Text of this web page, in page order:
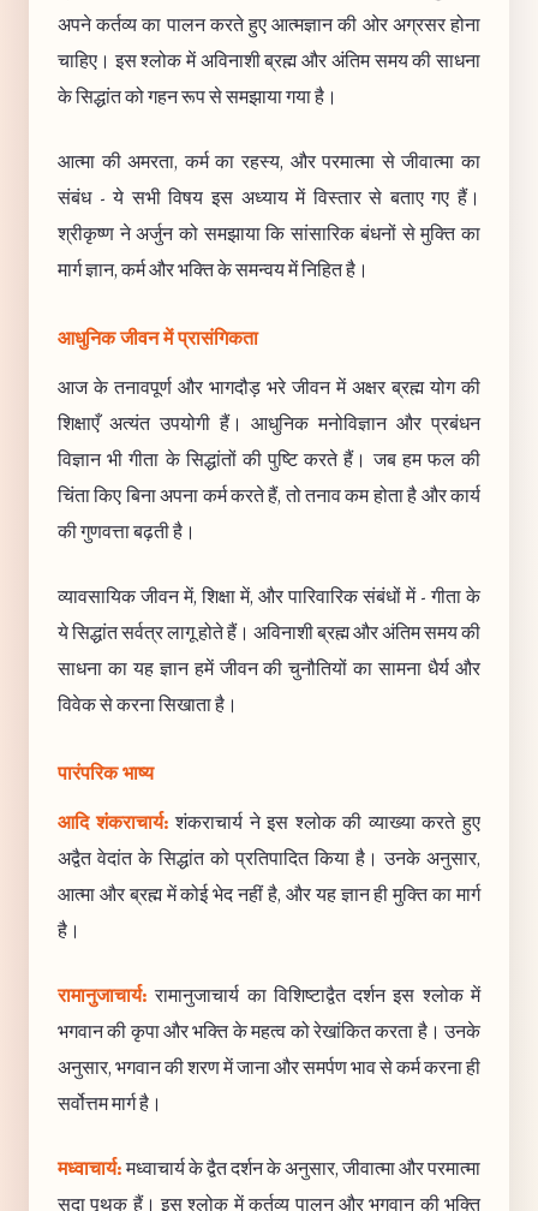
अपने कर्तव्य का पालन करते हुए आत्मज्ञान की ओर अग्रसर होना
चाहिए। इस श्लोक में अविनाशी ब्रह्म और अंतिम समय की साधना
के सिद्धांत को गहन रूप से समझाया गया है।
आत्मा की अमरता, कर्म का रहस्य, और परमात्मा से जीवात्मा का
संबंध - ये सभी विषय इस अध्याय में विस्तार से बताए गए हैं।
श्रीकृष्ण ने अर्जुन को समझाया कि सांसारिक बंधनों से मुक्ति का
मार्ग ज्ञान, कर्म और भक्ति के समन्वय में निहित है।
आधुनिक जीवन में प्रासंगिकता
आज के तनावपूर्ण और भागदौड़ भरे जीवन में अक्षर ब्रह्म योग की
शिक्षाएँ अत्यंत उपयोगी हैं। आधुनिक मनोविज्ञान और प्रबंधन
विज्ञान भी गीता के सिद्धांतों की पुष्टि करते हैं। जब हम फल की
चिंता किए बिना अपना कर्म करते हैं, तो तनाव कम होता है और कार्य
की गुणवत्ता बढ़ती है।
व्यावसायिक जीवन में, शिक्षा में, और पारिवारिक संबंधों में - गीता के
ये सिद्धांत सर्वत्र लागू होते हैं। अविनाशी ब्रह्म और अंतिम समय की
साधना का यह ज्ञान हमें जीवन की चुनौतियों का सामना धैर्य और
विवेक से करना सिखाता है।
पारंपरिक भाष्य
आदि शंकराचार्य: शंकराचार्य ने इस श्लोक की व्याख्या करते हुए
अद्वैत वेदांत के सिद्धांत को प्रतिपादित किया है। उनके अनुसार,
आत्मा और ब्रह्म में कोई भेद नहीं है, और यह ज्ञान ही मुक्ति का मार्ग
है।
रामानुजाचार्य: रामानुजाचार्य का विशिष्टाद्वैत दर्शन इस श्लोक में
भगवान की कृपा और भक्ति के महत्व को रेखांकित करता है। उनके
अनुसार, भगवान की शरण में जाना और समर्पण भाव से कर्म करना ही
सर्वोत्तम मार्ग है।
मध्वाचार्य:मध्वाचार्य के द्वैत दर्शन के अनुसार, जीवात्मा और परमात्मा
सदा पृथक हैं। इस श्लोक में कर्तव्य पालन और भगवान की भक्ति